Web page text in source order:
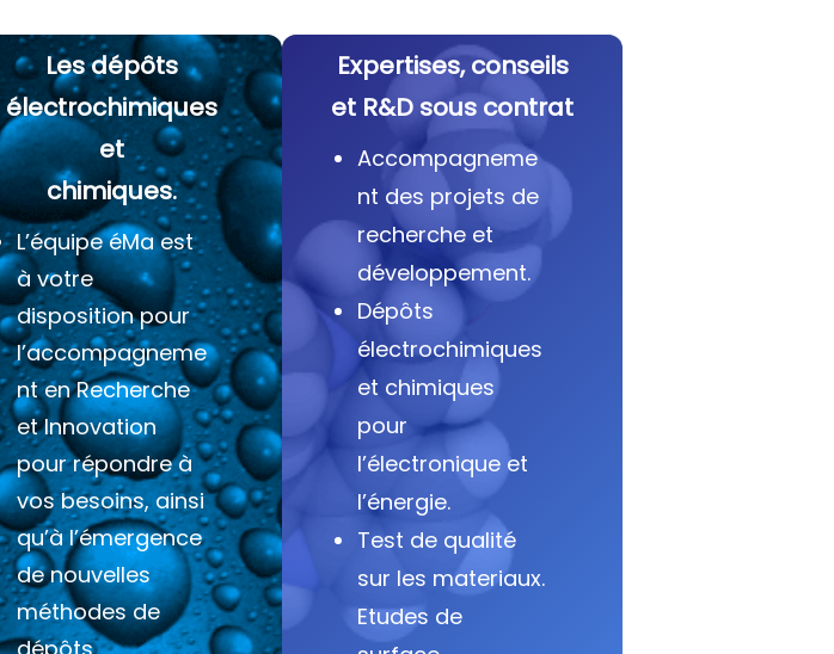
Les dépôts
électrochimiques
et
chimiques.
L’équipe éMa est
à votre
disposition pour
l’accompagneme
nt en Recherche
et Innovation
pour répondre à
vos besoins, ainsi
qu’à l’émergence
de nouvelles
méthodes de
Expertises, conseils
et R&D sous contrat
Accompagneme
nt des projets de
recherche et
développement.
Dépôts
électrochimiques
et chimiques
pour
l’électronique et
l’énergie.
Test de qualité
sur les materiaux.
Etudes de